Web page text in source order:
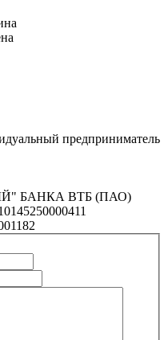
предприниматель
БАНКА ВТБ (ПАО)